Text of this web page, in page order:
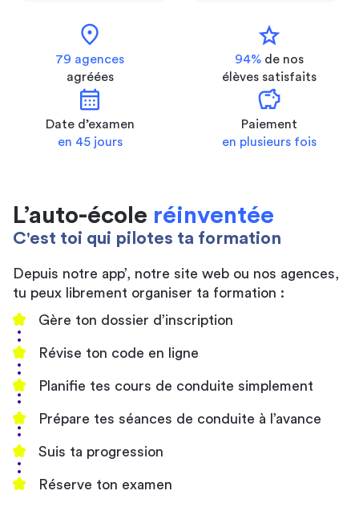
location_on
79 agences
agréées
star
94% de nos
élèves satisfaits
calendar_month
Date d’examen
en 45 jours
savings
Paiement
en plusieurs fois
L’auto-école réinventée
C'est toi qui pilotes ta formation
Depuis notre app’, notre site web ou nos agences,
tu peux librement organiser ta formation :
Gère ton dossier d’inscription
Révise ton code en ligne
Planifie tes cours de conduite simplement
Prépare tes séances de conduite à l’avance
Suis ta progression
Réserve ton examen